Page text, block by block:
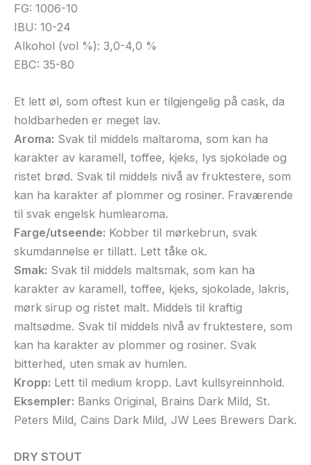
FG: 1006-10
IBU: 10-24
Alkohol (vol %): 3,0-4,0 %
EBC: 35-80
Et lett øl, som oftest kun er tilgjengelig på cask, da
holdbarheden er meget lav.
Aroma: Svak til middels maltaroma, som kan ha
karakter av karamell, toffee, kjeks, lys sjokolade og
ristet brød. Svak til middels nivå av fruktestere, som
kan ha karakter af plommer og rosiner. Fraværende
til svak engelsk humlearoma.
Farge/utseende: Kobber til mørkebrun, svak
skumdannelse er tillatt. Lett tåke ok.
Smak: Svak til middels maltsmak, som kan ha
karakter av karamell, toffee, kjeks, sjokolade, lakris,
mørk sirup og ristet malt. Middels til kraftig
maltsødme. Svak til middels nivå av fruktestere, som
kan ha karakter av plommer og rosiner. Svak
bitterhed, uten smak av humlen.
Kropp: Lett til medium kropp. Lavt kullsyreinnhold.
Eksempler: Banks Original, Brains Dark Mild, St.
Peters Mild, Cains Dark Mild, JW Lees Brewers Dark.
DRY STOUT